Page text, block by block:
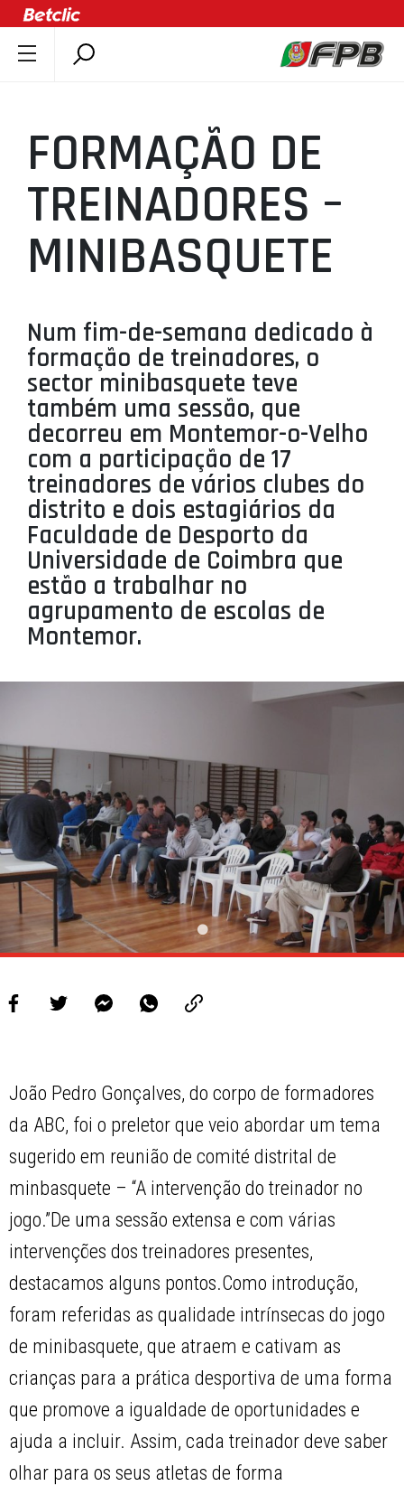
ÚLTIMAS
COMPETIÇÕES
ASSOCIAÇÕES
CLUBES
AGENTES
SELEÇÕES
MINIBASQUETE
ÁREA TÉCNICA
PROJETOS
LIGA BETCLIC MASCULINA
LIGA BETCLIC FEMININA
FORMAÇÃO DE
TREINADORES –
MINIBASQUETE
Num fim-de-semana dedicado à
formação de treinadores, o
sector minibasquete teve
também uma sessão, que
decorreu em Montemor-o-Velho
com a participação de 17
treinadores de vários clubes do
distrito e dois estagiários da
Faculdade de Desporto da
Universidade de Coimbra que
estão a trabalhar no
agrupamento de escolas de
Montemor.
João Pedro Gonçalves, do corpo de formadores
da ABC, foi o preletor que veio abordar um tema
sugerido em reunião de comité distrital de
minbasquete – “A intervenção do treinador no
jogo.”De uma sessão extensa e com várias
intervenções dos treinadores presentes,
destacamos alguns pontos.Como introdução,
foram referidas as qualidade intrínsecas do jogo
de minibasquete, que atraem e cativam as
crianças para a prática desportiva de uma forma
que promove a igualdade de oportunidades e
ajuda a incluir. Assim, cada treinador deve saber
olhar para os seus atletas de forma